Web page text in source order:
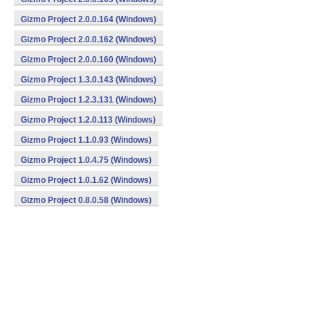
Gizmo Project 2.0.0.164 (Windows)
Gizmo Project 2.0.0.162 (Windows)
Gizmo Project 2.0.0.160 (Windows)
Gizmo Project 1.3.0.143 (Windows)
Gizmo Project 1.2.3.131 (Windows)
Gizmo Project 1.2.0.113 (Windows)
Gizmo Project 1.1.0.93 (Windows)
Gizmo Project 1.0.4.75 (Windows)
Gizmo Project 1.0.1.62 (Windows)
Gizmo Project 0.8.0.58 (Windows)